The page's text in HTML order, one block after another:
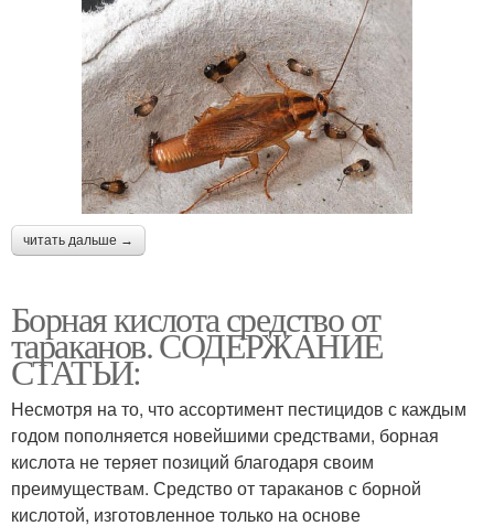
читать дальше →
Борная кислота средство от
тараканов. СОДЕРЖАНИЕ
СТАТЬИ:
Несмотря на то, что ассортимент пестицидов с каждым
годом пополняется новейшими средствами, борная
кислота не теряет позиций благодаря своим
преимуществам. Средство от тараканов с борной
кислотой, изготовленное только на основе